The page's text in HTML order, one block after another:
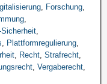
, Forschung,
,
Sicherheit,
, Plattformregulierung,
, Recht, Strafrecht,
, Vergaberecht,